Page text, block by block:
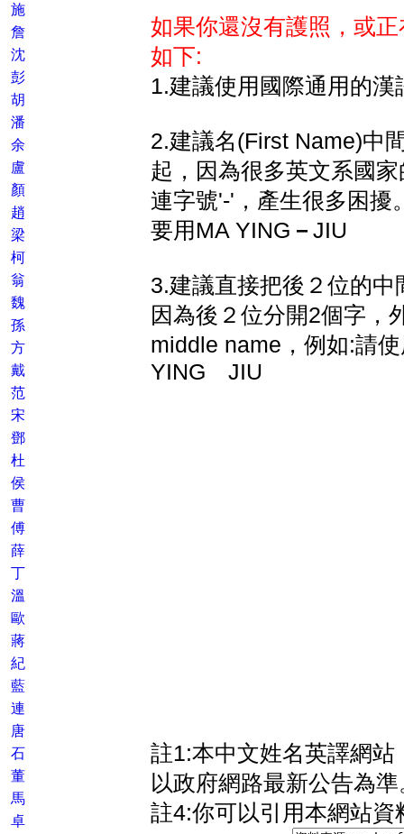
施
詹
沈
彭
胡
潘
余
盧
顏
趙
梁
柯
翁
魏
孫
方
戴
范
宋
鄧
杜
侯
曹
傅
薛
丁
溫
歐
蔣
紀
藍
連
唐
石
董
馬
卓
如果你還沒有護照，或
如下:
1.建議使用國際通用的漢
2.建議名(First Name)中
起，因為很多英文系國
連字號'-'，產生很多困擾
要用MA YING －JIU
3.建議直接把後２位的
因為後２位分開2個字，
middle name，例如:請
YING JIU
註1:本中文姓名英譯網
以政府網路最新公告為準
註4:你可以引用本網站